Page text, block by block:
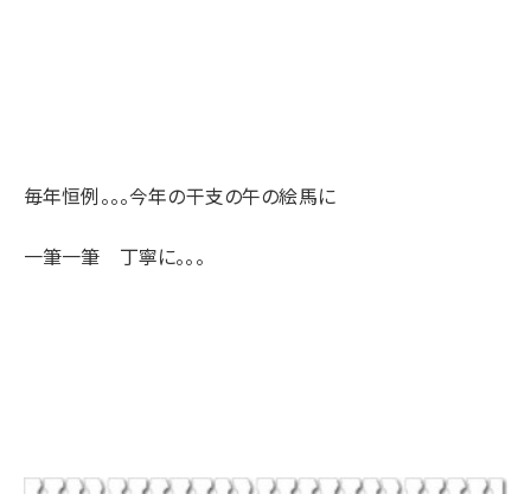
毎年恒例。。。今年の干支の午の絵馬に
一筆一筆 丁寧に。。。